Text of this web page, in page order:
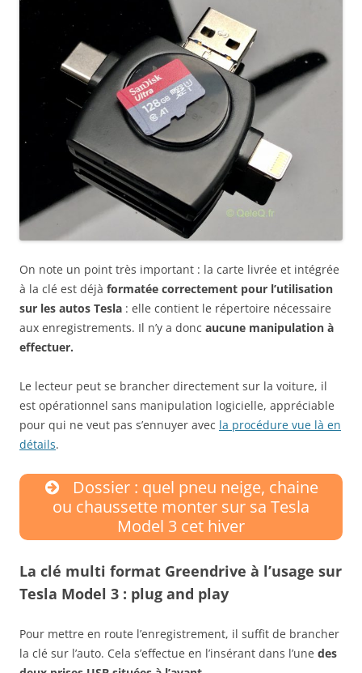
On note un point très important : la carte livrée et intégrée
à la clé est déjà formatée correctement pour l’utilisation
sur les autos Tesla : elle contient le répertoire nécessaire
aux enregistrements. Il n’y a donc aucune manipulation à
effectuer.
Le lecteur peut se brancher directement sur la voiture, il
est opérationnel sans manipulation logicielle, appréciable
pour qui ne veut pas s’ennuyer avec la procédure vue là en
détails.
Dossier : quel pneu neige, chaine
ou chaussette monter sur sa Tesla
Model 3 cet hiver
La clé multi format Greendrive à l’usage sur
Tesla Model 3 : plug and play
Pour mettre en route l’enregistrement, il suffit de brancher
la clé sur l’auto. Cela s’effectue en l’insérant dans l’une des